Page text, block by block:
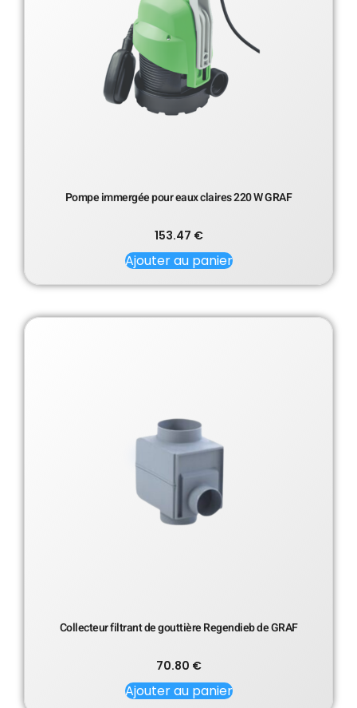
Pompe immergée pour eaux claires 220 W GRAF
153.47 €
Ajouter au panier
Collecteur filtrant de gouttière Regendieb de GRAF
70.80 €
Ajouter au panier